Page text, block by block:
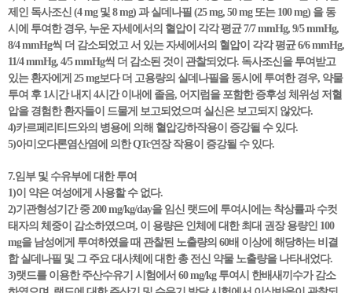
제인 독사조신 (4 mg 및 8 mg) 과 실데나필 (25 mg, 50 mg 또는 100 mg) 을 동
시에 투여한 경우, 누운 자세에서의 혈압이 각각 평균 7/7 mmHg, 9/5 mmHg,
8/4 mmHg씩 더 감소되었고 서 있는 자세에서의 혈압이 각각 평균 6/6 mmHg,
11/4 mmHg, 4/5 mmHg씩 더 감소된 것이 관찰되었다. 독사조신을 투여받고
있는 환자에게 25 mg보다 더 고용량의 실데나필을 동시에 투여한 경우, 약물
투여 후 1시간 내지 4시간 이내에 졸음, 어지럼을 포함한 증후성 체위성 저혈
압을 경험한 환자들이 드물게 보고되었으며 실신은 보고되지 않았다.
4)카르페리티드와의 병용에 의해 혈압강하작용이 증강될 수 있다.
5)아미오다론염산염에 의한 QTc연장 작용이 증강될 수 있다.
7.임부 및 수유부에 대한 투여
1)이 약은 여성에게 사용할 수 없다.
2)기관형성기간 중 200 mg/kg/day을 임신 랫드에 투여시에는 착상률과 수컷
태자의 체중이 감소하였으며, 이 용량은 인체에 대한 최대 권장 용량인 100
mg을 남성에게 투여하였을 때 관찰된 노출량의 60배 이상에 해당하는 비결
합 실데나필 및 그 주요 대사체에 대한 총 전신 약물 노출량을 나타내었다.
3)랫드를 이용한 주산수유기 시험에서 60 mg/kg 투여시 한배새끼수가 감소